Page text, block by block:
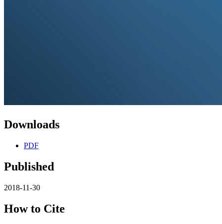
Downloads
PDF
Published
2018-11-30
How to Cite